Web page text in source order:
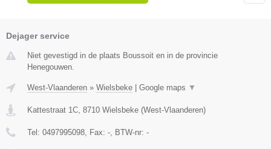
Dejager service
Niet gevestigd in de plaats Boussoit en in de provincie
Henegouwen.
West-Vlaanderen » Wielsbeke Google maps ▼
Kattestraat 1C 8710 Wielsbeke (West-Vlaanderen)
Tel: 0497995098 , Fax: - , BTW-nr: -